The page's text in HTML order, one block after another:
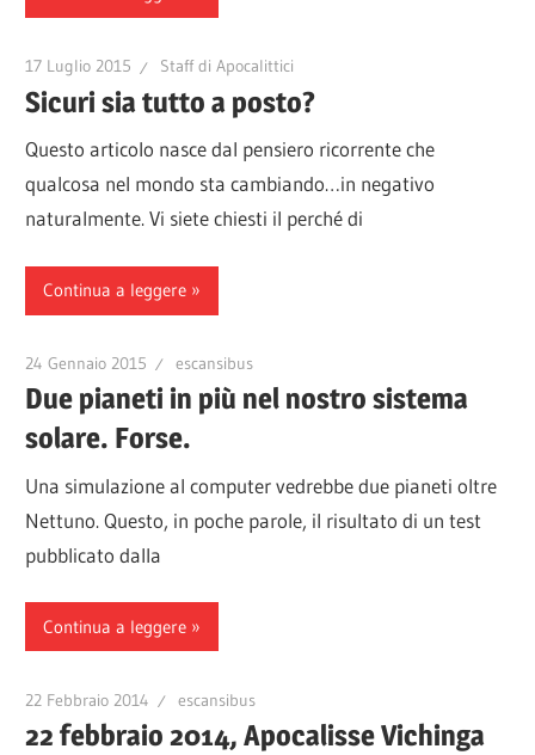
17 Luglio 2015 Staff di Apocalittici
Sicuri sia tutto a posto?
Questo articolo nasce dal pensiero ricorrente che
qualcosa nel mondo sta cambiando…in negativo
naturalmente. Vi siete chiesti il perché di
Continua a leggere
24 Gennaio 2015 escansibus
Due pianeti in più nel nostro sistema
solare. Forse.
Una simulazione al computer vedrebbe due pianeti oltre
Nettuno. Questo, in poche parole, il risultato di un test
pubblicato dalla
Continua a leggere
22 Febbraio 2014 escansibus
22 febbraio 2014, Apocalisse Vichinga